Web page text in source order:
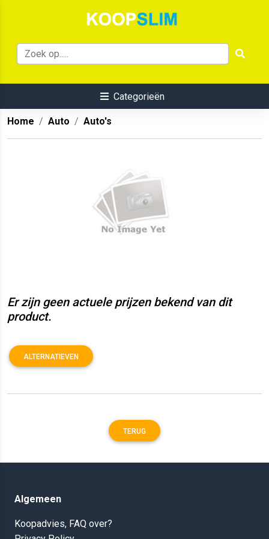
Categorieën
Home Auto Auto's
Er zijn geen actuele prijzen bekend van dit
product.
ALTERNATIEVEN
TERUG
Algemeen
Koopadvies, FAQ over?